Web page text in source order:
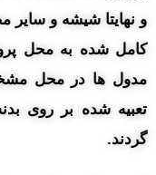
و نهایتا شیشه و سایر
کامل شده به محل
مدول ها در محل
تعبیه شده بر روی
گردند.